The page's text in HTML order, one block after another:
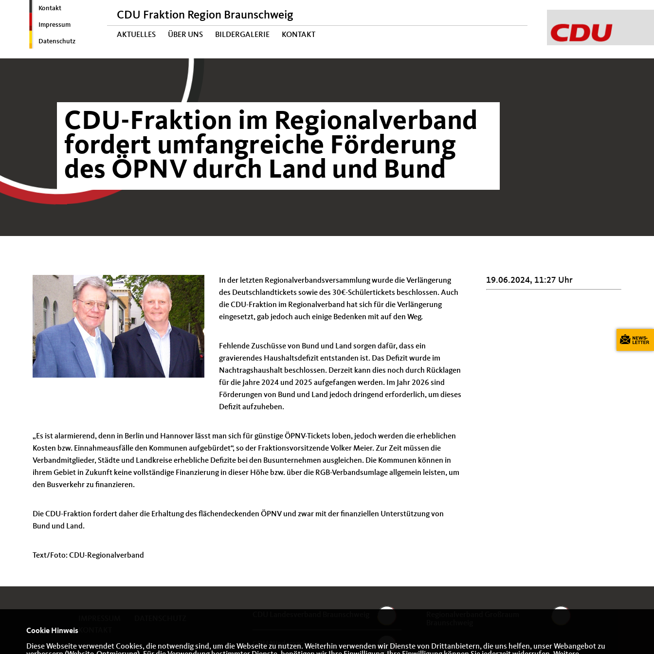
Kontakt
Impressum
Datenschutz
CDU Fraktion Region Braunschweig
AKTUELLES ÜBER UNS BILDERGALERIE KONTAKT
CDU-Fraktion im Regionalverband
fordert umfangreiche Förderung
des ÖPNV durch Land und Bund
In der letzten Regionalverbandsversammlung wurde die Verlängerung
des Deutschlandtickets sowie des 30€-Schülertickets beschlossen. Auch
die CDU-Fraktion im Regionalverband hat sich für die Verlängerung
eingesetzt, gab jedoch auch einige Bedenken mit auf den Weg.
Fehlende Zuschüsse von Bund und Land sorgen dafür, dass ein
gravierendes Haushaltsdefizit entstanden ist. Das Defizit wurde im
Nachtragshaushalt beschlossen. Derzeit kann dies noch durch Rücklagen
für die Jahre 2024 und 2025 aufgefangen werden. Im Jahr 2026 sind
Förderungen von Bund und Land jedoch dringend erforderlich, um dieses
Defizit aufzuheben.
Es ist alarmierend, denn in Berlin und Hannover lässt man sich für günstige ÖPNV-Tickets loben, jedoch werden die erheblichen
Kosten bzw. Einnahmeausfälle den Kommunen aufgebürdet“, so der Fraktionsvorsitzende Volker Meier. Zur Zeit müssen die
Verbandmitglieder, Städte und Landkreise erhebliche Defizite bei den Busunternehmen ausgleichen. Die Kommunen können in
ihrem Gebiet in Zukunft keine vollständige Finanzierung in dieser Höhe bzw. über die RGB-Verbandsumlage allgemein leisten, um
den Busverkehr zu finanzieren.
Die CDU-Fraktion fordert daher die Erhaltung des flächendeckenden ÖPNV und zwar mit der finanziellen Unterstützung von
Bund und Land.
Text/Foto: CDU-Regionalverband
19.06.2024, 11:27 Uhr
CDU Niedersachsen
Cookie Hinweis
Diese Webseite verwendet Cookies, die notwendig sind, um die Webseite zu nutzen. Weiterhin verwenden wir Dienste von Drittanbietern, die uns helfen, unser Webangebot zu